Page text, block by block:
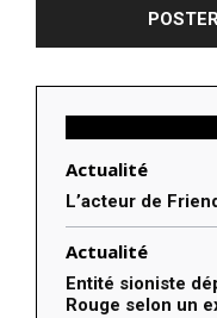
Actualité
L’acteur de
Actualité
Entité sioniste
Rouge selon un